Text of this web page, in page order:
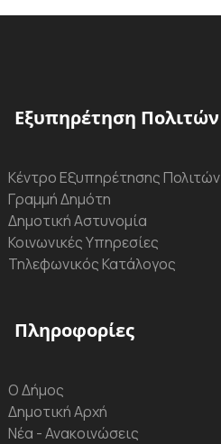
Εξυπηρέτηση Πολιτών
Κέντρο Εξυπηρέτησης Πολιτών
Γραμμή Δημότη
Δημοτική Αστυνομία
Κοινωνικές Υπηρεσίες
Τηλεφωνικός Κατάλογος
Πληροφορίες
Ο Δήμος
Δημοτική Αρχή
Νέα - Ανακοινώσεις